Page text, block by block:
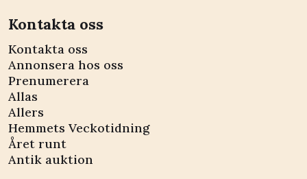
Kontakta oss
Kontakta oss
Annonsera hos oss
Prenumerera
Allas
Allers
Hemmets Veckotidning
Året runt
Antik auktion